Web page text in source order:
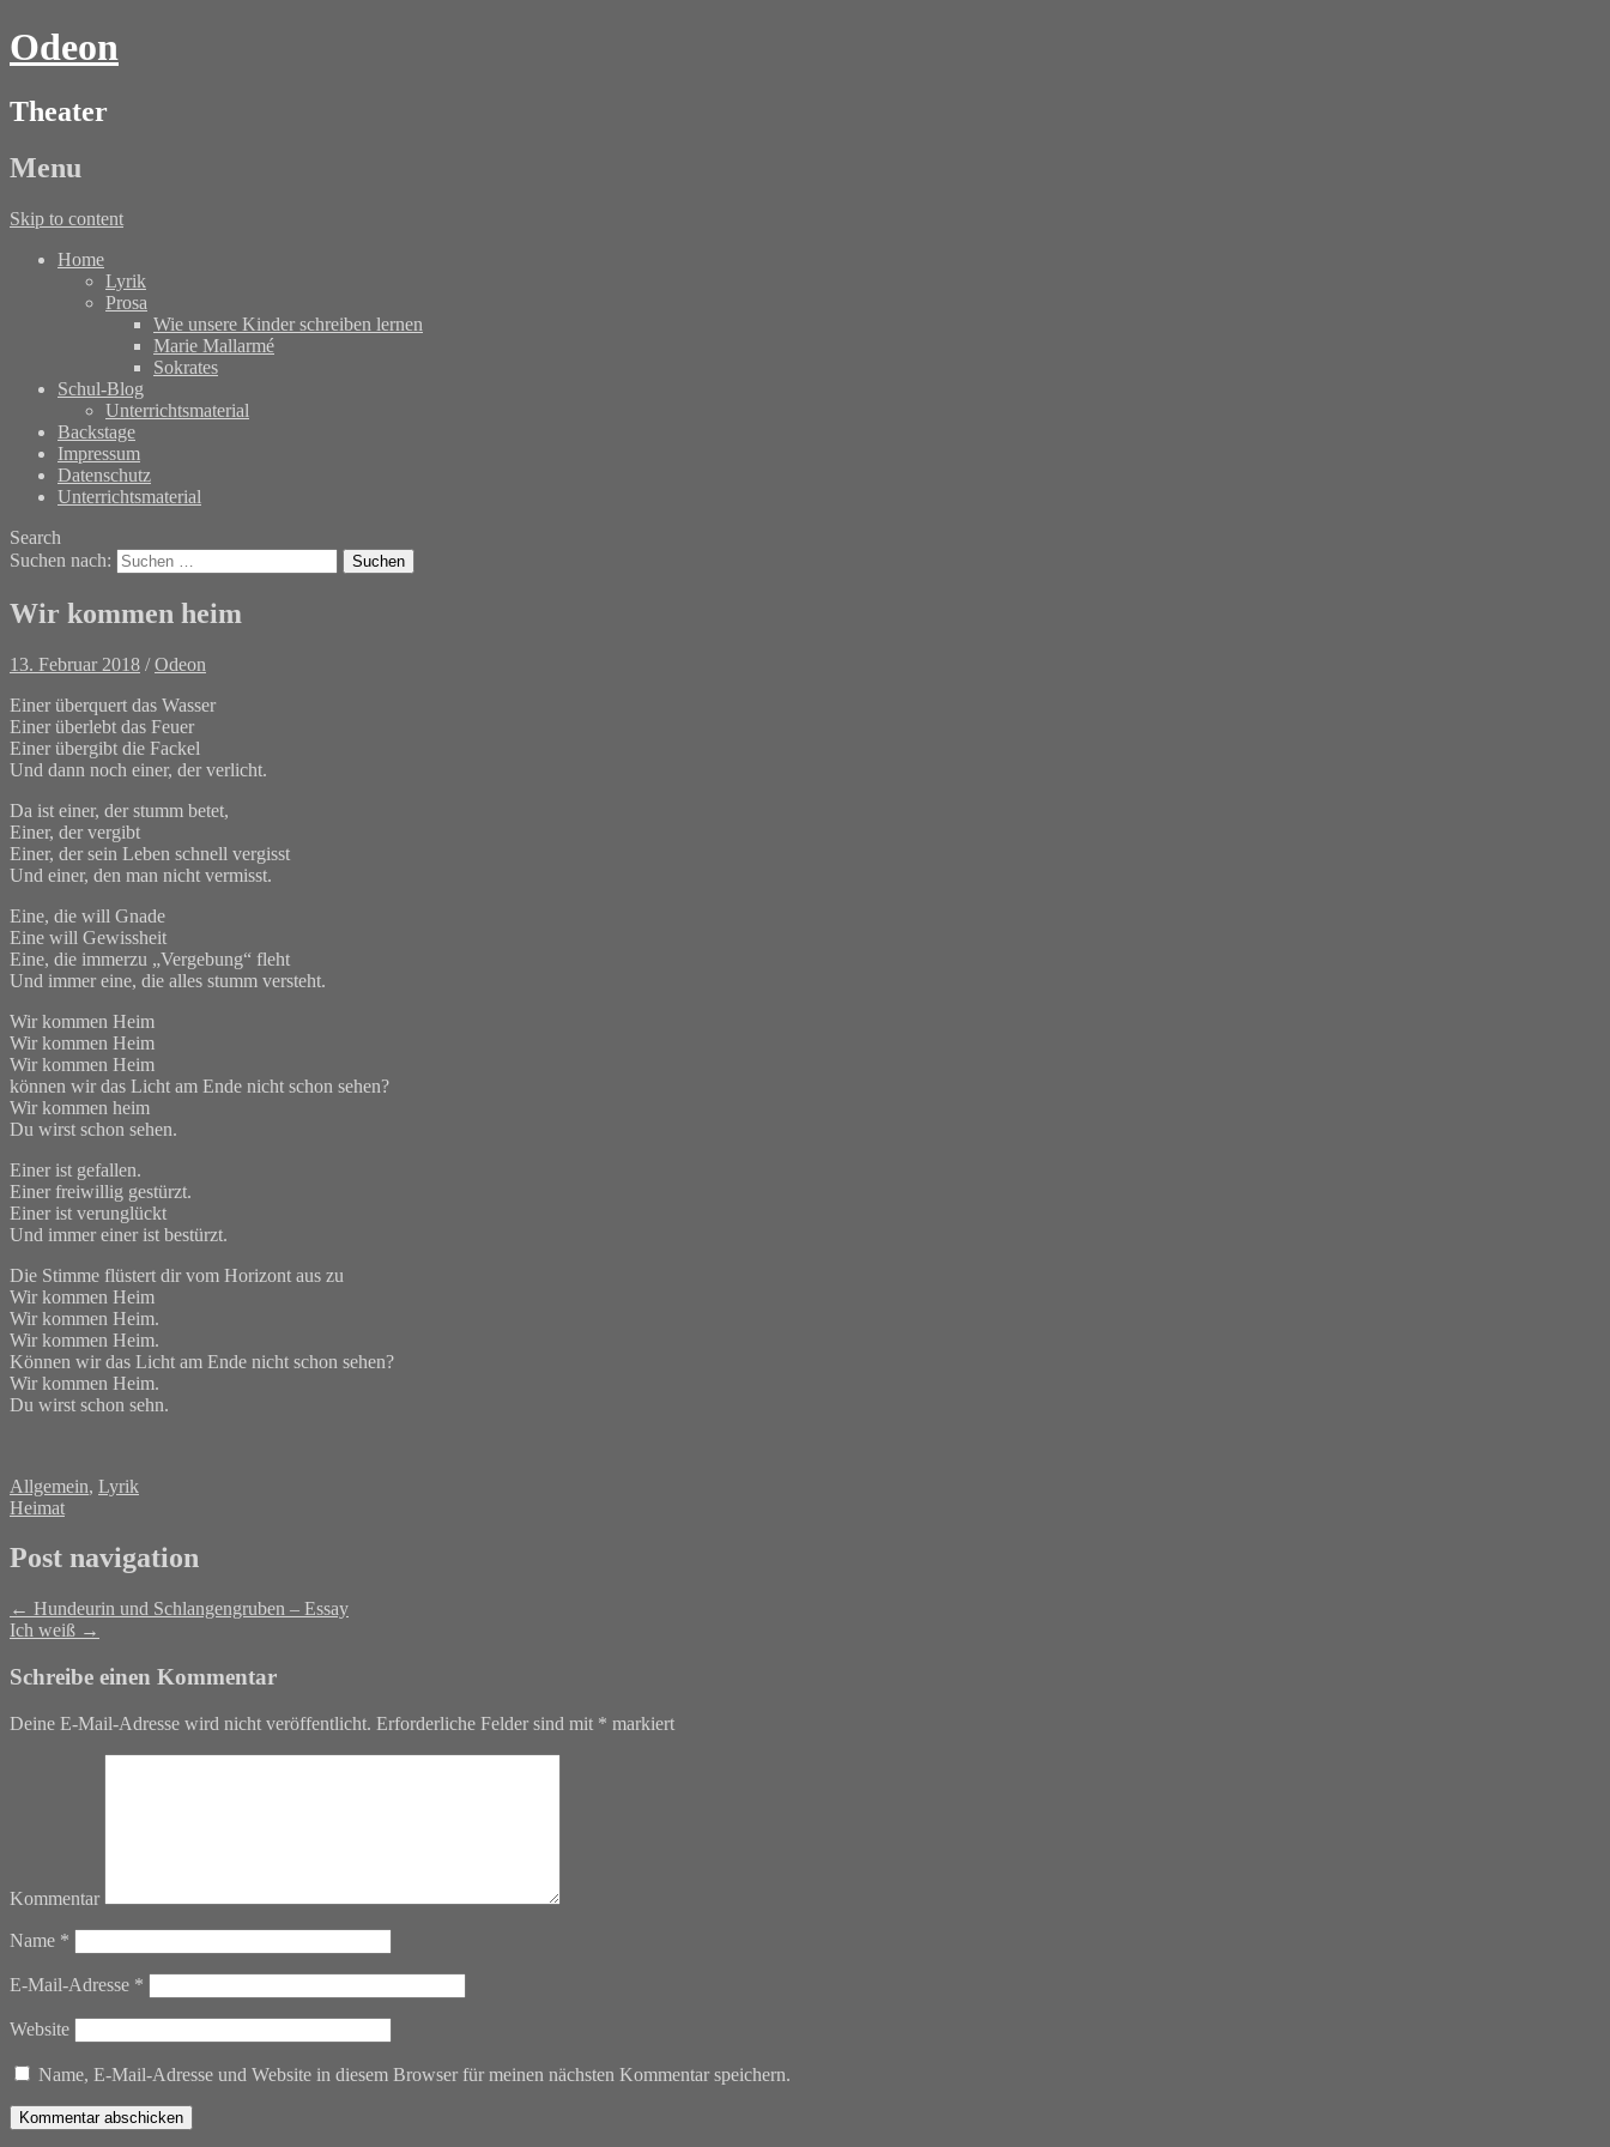
Odeon
Theater
Menu
Skip to content
Home
Lyrik
Prosa
Wie unsere Kinder schreiben lernen
Marie Mallarmé
Sokrates
Schul-Blog
Unterrichtsmaterial
Backstage
Impressum
Datenschutz
Unterrichtsmaterial
Search
Suchen nach:
Wir kommen heim
13. Februar 2018 /Odeon
Einer überquert das Wasser
Einer überlebt das Feuer
Einer übergibt die Fackel
Und dann noch einer, der verlicht.
Da ist einer, der stumm betet,
Einer, der vergibt
Einer, der sein Leben schnell vergisst
Und einer, den man nicht vermisst.
Eine, die will Gnade
Eine will Gewissheit
Eine, die immerzu „Vergebung“ fleht
Und immer eine, die alles stumm versteht.
Wir kommen Heim
Wir kommen Heim
Wir kommen Heim
können wir das Licht am Ende nicht schon sehen?
Wir kommen heim
Du wirst schon sehen.
Einer ist gefallen.
Einer freiwillig gestürzt.
Einer ist verunglückt
Und immer einer ist bestürzt.
Die Stimme flüstert dir vom Horizont aus zu
Wir kommen Heim
Wir kommen Heim.
Wir kommen Heim.
Können wir das Licht am Ende nicht schon sehen?
Wir kommen Heim.
Du wirst schon sehn.
Allgemein, Lyrik
Heimat
Post navigation
← Hundeurin und Schlangengruben – Essay
Ich weiß →
Schreibe einen Kommentar
Deine E-Mail-Adresse wird nicht veröffentlicht. Erforderliche Felder sind mit * markiert
Kommentar
Name *
E-Mail-Adresse *
Website
Name, E-Mail-Adresse und Website in diesem Browser für meinen nächsten Kommentar speichern.